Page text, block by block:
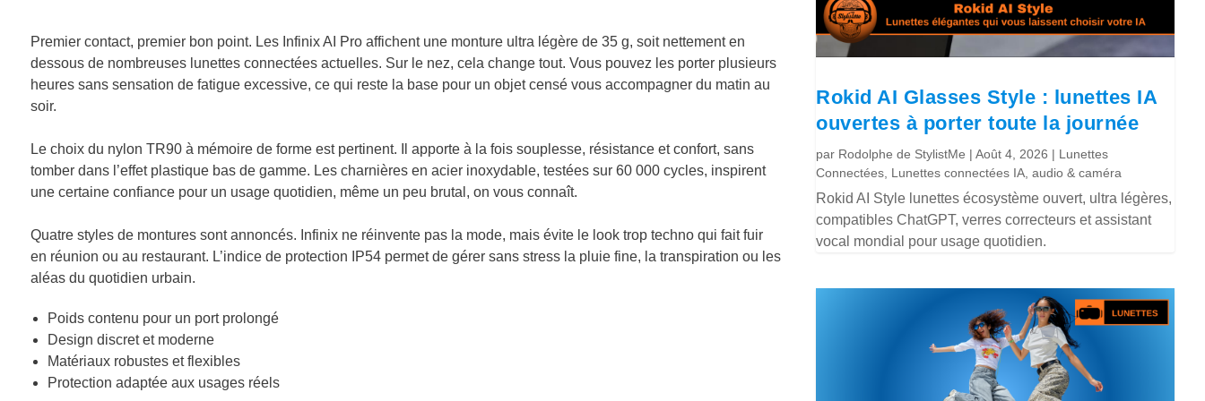
Premier contact, premier bon point. Les Infinix AI Pro affichent une monture ultra légère de 35 g, soit nettement en
dessous de nombreuses lunettes connectées actuelles. Sur le nez, cela change tout. Vous pouvez les porter plusieurs
heures sans sensation de fatigue excessive, ce qui reste la base pour un objet censé vous accompagner du matin au
soir.
Le choix du nylon TR90 à mémoire de forme est pertinent. Il apporte à la fois souplesse, résistance et confort, sans
tomber dans l’effet plastique bas de gamme. Les charnières en acier inoxydable, testées sur 60 000 cycles, inspirent
une certaine confiance pour un usage quotidien, même un peu brutal, on vous connaît.
Quatre styles de montures sont annoncés. Infinix ne réinvente pas la mode, mais évite le look trop techno qui fait fuir
en réunion ou au restaurant. L’indice de protection IP54 permet de gérer sans stress la pluie fine, la transpiration ou les
aléas du quotidien urbain.
Poids contenu pour un port prolongé
Design discret et moderne
Matériaux robustes et flexibles
Protection adaptée aux usages réels
Rokid AI Glasses Style : lunettes IA
ouvertes à porter toute la journée
par Rodolphe de StylistMe |Août 4, 2026 | Lunettes
Connectées Lunettes connectées IA, audio & caméra
Rokid AI Style lunettes écosystème ouvert, ultra légères,
compatibles ChatGPT, verres correcteurs et assistant
vocal mondial pour usage quotidien.